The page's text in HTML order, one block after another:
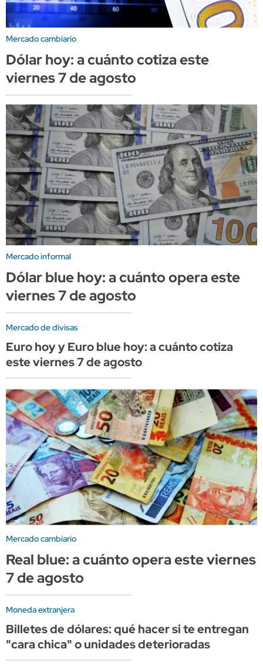
Mercado cambiario
Dólar hoy: a cuánto cotiza este
viernes 7 de agosto
Mercado informal
Dólar blue hoy: a cuánto opera este
viernes 7 de agosto
Mercado de divisas
Euro hoy y Euro blue hoy: a cuánto cotiza
este viernes 7 de agosto
Mercado cambiario
Real blue: a cuánto opera este viernes
7 de agosto
Moneda extranjera
Billetes de dólares: qué hacer si te entregan
"cara chica" o unidades deterioradas